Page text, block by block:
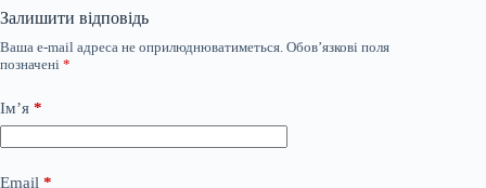
Залишити відповідь
Ваша e-mail адреса не оприлюднюватиметься. Обов’язкові поля
позначені *
Ім’я *
Email *